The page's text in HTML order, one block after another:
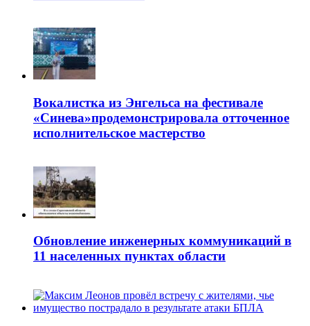
Вокалистка из Энгельса на фестивале
«Синева»продемонстрировала отточенное
исполнительское мастерство
Обновление инженерных коммуникаций в
11 населенных пунктах области